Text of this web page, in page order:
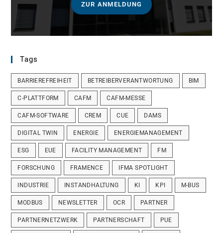
ZUR ANMELDUNG
Tags
BARRIEREFREIHEIT BETREIBERVERANTWORTUNG BIM
C-PLATTFORM CAFM CAFM-MESSE
CAFM-SOFTWARE CREM CUE DAMS
DIGITAL TWIN ENERGIE ENERGIEMANAGEMENT
ESG EUE FACILITY MANAGEMENT FM
FORSCHUNG FRAMENCE IFMA SPOTLIGHT
INDUSTRIE INSTANDHALTUNG KI KPI M-BUS
MODBUS NEWSLETTER OCR PARTNER
PARTNERNETZWERK PARTNERSCHAFT PUE